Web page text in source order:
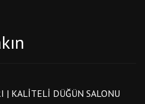
| Ekonomik Organizasyon Rehberi